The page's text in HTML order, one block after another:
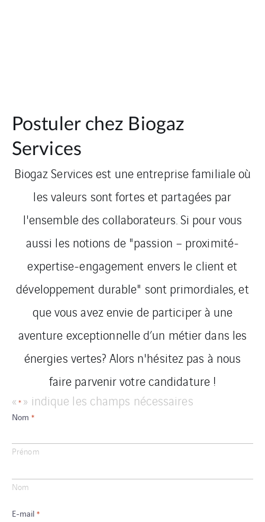
Postuler chez Biogaz
Services
Biogaz Services est une entreprise familiale où
les valeurs sont fortes et partagées par
l'ensemble des collaborateurs. Si pour vous
aussi les notions de "passion – proximité-
expertise-engagement envers le client et
développement durable" sont primordiales, et
que vous avez envie de participer à une
aventure exceptionnelle d’un métier dans les
énergies vertes? Alors n'hésitez pas à nous
faire parvenir votre candidature !
«* » indique les champs nécessaires
Nom *
Prénom
Nom
E-mail *